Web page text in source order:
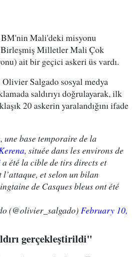
BM'nin Mali'deki misyonu
Milletler Mali Çok
ait bir geçici askeri üs vardı.
Salgado sosyal medya
saldırıyı doğrulayarak, ilk
20 askerin yaralandığını ifade
une base temporaire de la
, située dans les environs de
a été la cible de tirs directs et
et selon un bilan
de Casques bleus ont été
(@olivier_salgado) February 10,
gerçekleştirildi"